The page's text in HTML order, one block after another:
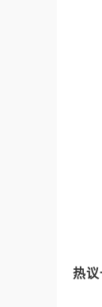
热